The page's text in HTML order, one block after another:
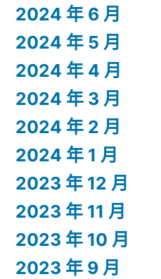
2024 年 6 月
2024 年 5 月
2024 年 4 月
2024 年 3 月
2024 年 2 月
2024 年 1 月
2023 年 12 月
2023 年 11 月
2023 年 10 月
2023 年 9 月